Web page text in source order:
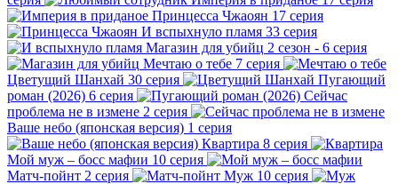
Принцесса Чжаоян 17 серия
И вспыхнуло пламя 33 серия
Магазин для убийц 2 сезон - 6 серия
Мечтаю о тебе 7 серия
Цветущий Шанхай 30 серия
Пугающий
роман (2026) 6 серия
Сейчас
проблема не в измене 2 серия
Ваше небо (японская версия) 1 серия
Квартира 8 серия
Мой муж – босс мафии 10 серия
Матч-пойнт 2 серия Муж 10 серия